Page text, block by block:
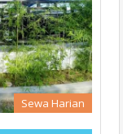
Sewa Harian